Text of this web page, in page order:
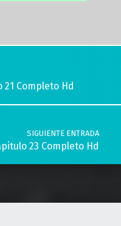
21 Completo Hd
SIGUIENTE ENTRADA
23 Completo Hd